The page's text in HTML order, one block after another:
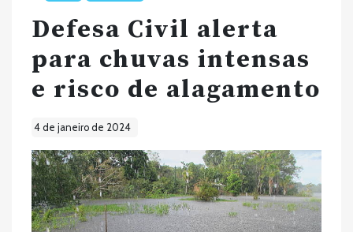
Defesa Civil alerta
para chuvas intensas
e risco de alagamento
4 de janeiro de 2024